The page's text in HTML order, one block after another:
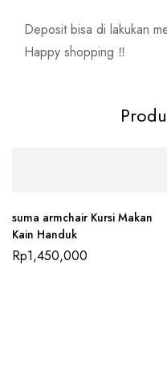
Deposit bisa di lakukan
Happy shopping ‼️
suma armchair Kursi Makan
Kain Handuk
Rp1,450,000